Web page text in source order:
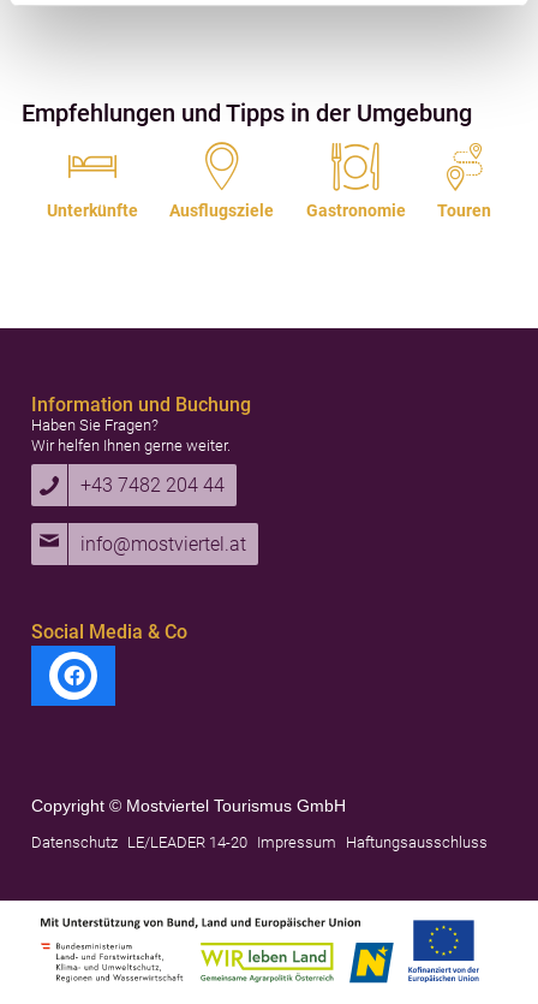
Details betreffend Cookies und einer möglichen späteren
Deaktivierung finden Sie in
unsererDatenschutzerklärung
Empfehlungen und Tipps in der Umgebung
Unterkünfte Ausflugsziele Gastronomie Touren
Information und Buchung
Haben Sie Fragen?
Wir helfen Ihnen gerne weiter.
+43 7482 204 44
info@mostviertel.at
Social Media & Co
Copyright © Mostviertel Tourismus GmbH
Datenschutz LE/LEADER 14-20 Impressum Haftungsausschluss